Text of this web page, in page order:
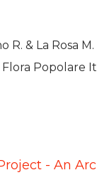
R. & La Rosa
Flora Popolare
- An